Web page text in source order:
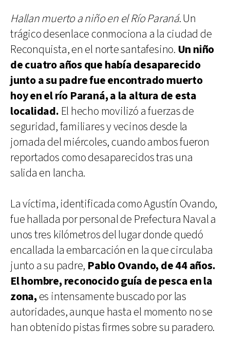
Hallan muerto a niño en el Río Paraná. Un
trágico desenlace conmociona a la ciudad de
Reconquista, en el norte santafesino. Un niño
de cuatro años que había desaparecido
junto a su padre fue encontrado muerto
hoy en el río Paraná, a la altura de esta
localidad. El hecho movilizó a fuerzas de
seguridad, familiares y vecinos desde la
jornada del miércoles, cuando ambos fueron
reportados como desaparecidos tras una
salida en lancha.
La víctima, identificada como Agustín Ovando,
fue hallada por personal de Prefectura Naval a
unos tres kilómetros del lugar donde quedó
encallada la embarcación en la que circulaba
junto a su padre, Pablo Ovando, de 44 años.
El hombre, reconocido guía de pesca en la
zona,es intensamente buscado por las
autoridades, aunque hasta el momento no se
han obtenido pistas firmes sobre su paradero.